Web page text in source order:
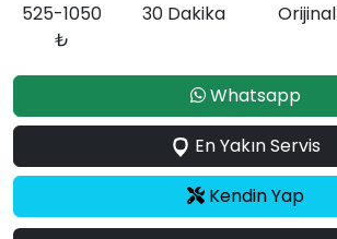
525-1050
₺
30 Dakika Orijinal
Whatsapp
En Yakın Servis
Kendin Yap